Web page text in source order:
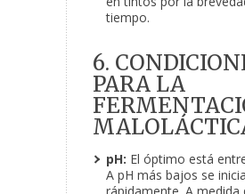
tiempo.
6.
PARA LA
pH: El óptimo está
A pH más bajos se